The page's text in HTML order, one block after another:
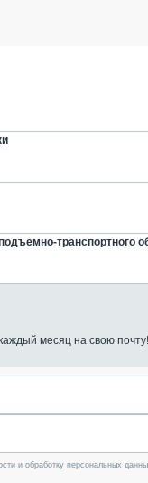
транспортного
месяц на свою почту!
и обработку персональных